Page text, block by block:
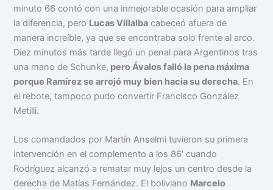
minuto 66 contó con una inmejorable ocasión para ampliar
la diferencia, pero Lucas Villalba cabeceó afuera de
manera increíble, ya que se encontraba solo frente al arco.
Diez minutos más tarde llegó un penal para Argentinos tras
una mano de Schunke, pero Ávalos falló la pena máxima
porque Ramírez se arrojó muy bien hacia su derecha. En
el rebote, tampoco pudo convertir Francisco González
Metilli.
Los comandados por Martín Anselmi tuvieron su primera
intervención en el complemento a los 86′ cuando
Rodríguez alcanzó a rematar muy lejos un centro desde la
derecha de Matías Fernández. El boliviano Marcelo